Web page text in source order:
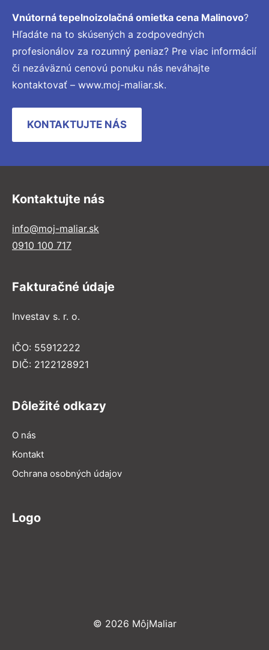
Vnútorná tepelnoizolačná omietka cena Malinovo?
Hľadáte na to skúsených a zodpovedných
profesionálov za rozumný peniaz? Pre viac informácií
či nezáväznú cenovú ponuku nás neváhajte
kontaktovať – www.moj-maliar.sk.
KONTAKTUJTE NÁS
Kontaktujte nás
info@moj-maliar.sk
0910 100 717
Fakturačné údaje
Investav s. r. o.
IČO: 55912222
DIČ: 2122128921
Dôležité odkazy
O nás
Kontakt
Ochrana osobných údajov
Logo
© 2026 MôjMaliar